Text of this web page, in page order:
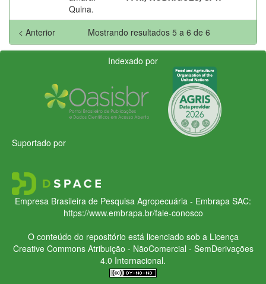
Quina.
Mostrando resultados 5 a 6 de 6
< Anterior
Indexado por
Suportado por
Empresa Brasileira de Pesquisa Agropecuária - Embrapa SAC:
https://www.embrapa.br/fale-conosco
O conteúdo do repositório está licenciado sob a Licença
Creative CommonsAtribuição - NãoComercial - SemDerivações
4.0 Internacional.